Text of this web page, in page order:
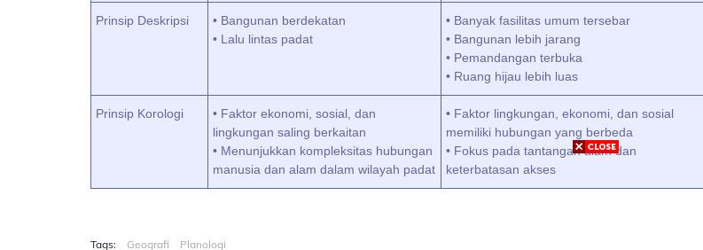
Prinsip Deskripsi
• Bangunan berdekatan
• Lalu lintas padat
• Banyak fasilitas umum tersebar
• Bangunan lebih jarang
• Pemandangan terbuka
• Ruang hijau lebih luas
Prinsip Korologi
• Faktor ekonomi, sosial, dan
lingkungan saling berkaitan
• Menunjukkan kompleksitas hubungan
manusia dan alam dalam wilayah padat
• Faktor lingkungan, ekonomi, dan sosial
memiliki hubungan yang berbeda
• Fokus pada tantangan alam dan
keterbatasan akses
Tags: Geografi Planologi